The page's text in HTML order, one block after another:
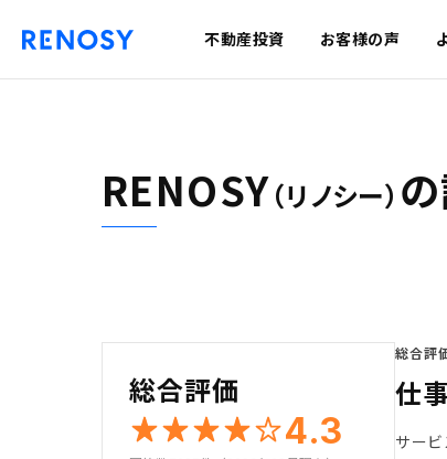
不動産投資 お客様の声
RENOSY（リノシー）
総合評価
4.3
総合評
仕
サービ